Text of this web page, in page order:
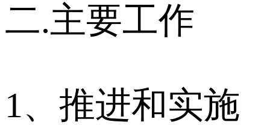
二.主要工作
1、推进和实施